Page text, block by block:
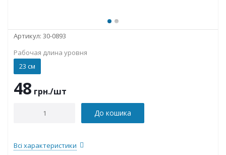
Артикул: 30-0893
Рабочая длина уровня
23 см
48 грн./шт
До кошика
Всі характеристики